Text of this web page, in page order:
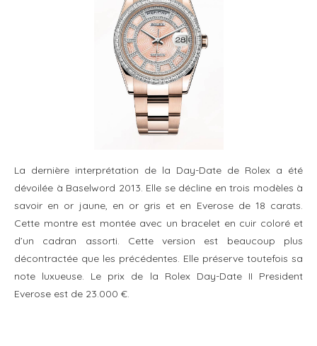
La dernière interprétation de la Day-Date de Rolex a été
dévoilée à Baselword 2013. Elle se décline en trois modèles à
savoir en or jaune, en or gris et en Everose de 18 carats.
Cette montre est montée avec un bracelet en cuir coloré et
d’un cadran assorti. Cette version est beaucoup plus
décontractée que les précédentes. Elle préserve toutefois sa
note luxueuse. Le prix de la Rolex Day-Date II President
Everose est de 23.000 €.